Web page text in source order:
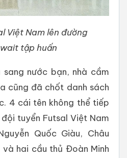
Việt Nam lên đường
tập huấn
nước bạn, nhà cầm
cũng đã chốt danh sách
4 cái tên không thể tiếp
tuyển Futsal Việt Nam
Quốc Giàu, Châu
và hai cầu thủ Đoàn Minh